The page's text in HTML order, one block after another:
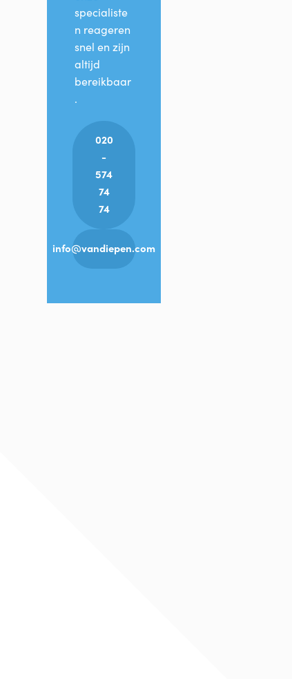
specialiste
n reageren
snel en zijn
altijd
bereikbaar
.
020
-
574
74
74
info@vandiepen.com